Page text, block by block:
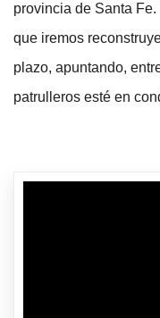
provincia de Santa
que iremos
plazo, apuntando,
patrulleros esté en